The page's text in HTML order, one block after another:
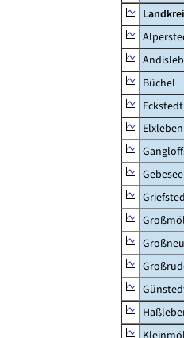
Büchel
Eckstedt
Elxleben